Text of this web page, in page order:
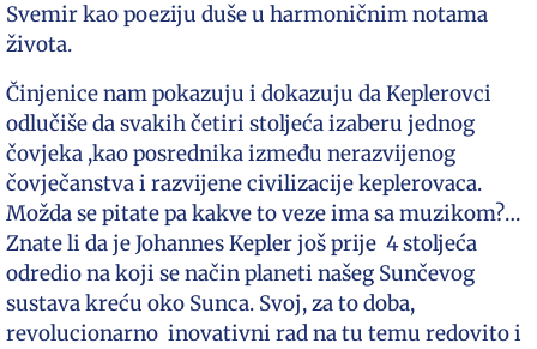
Svemir kao poeziju duše u harmoničnim notama
života.
Činjenice nam pokazuju i dokazuju da Keplerovci
odlučiše da svakih četiri stoljeća izaberu jednog
čovjeka ,kao posrednika između nerazvijenog
čovječanstva i razvijene civilizacije keplerovaca.
Možda se pitate pa kakve to veze ima sa muzikom?…
Znate li da je Johannes Kepler još prije 4 stoljeća
odredio na koji se način planeti našeg Sunčevog
sustava kreću oko Sunca. Svoj, za to doba,
revolucionarno inovativni rad na tu temu redovito i